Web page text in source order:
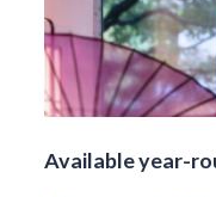
Available year-